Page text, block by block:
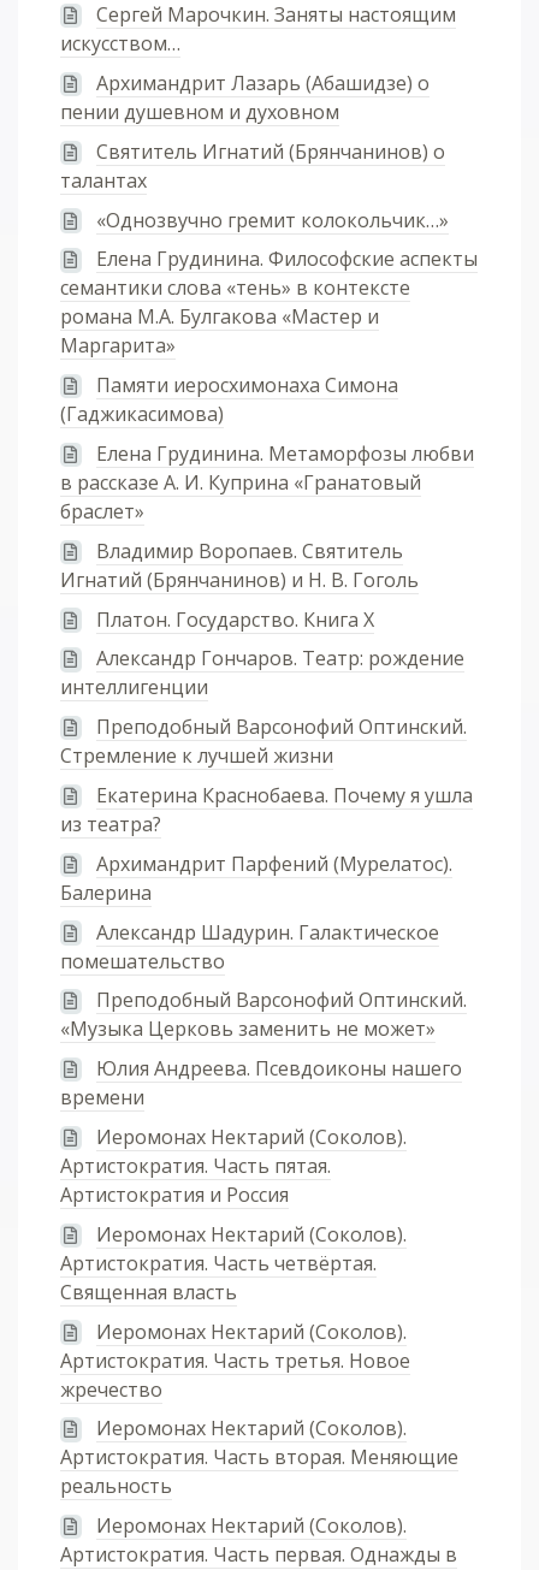
Сергей Марочкин. Заняты настоящим
искусством…
Архимандрит Лазарь (Абашидзе) о
пении душевном и духовном
Святитель Игнатий (Брянчанинов) о
талантах
«Однозвучно гремит колокольчик…»
Елена Грудинина. Философские аспекты
семантики слова «тень» в контексте
романа М.А. Булгакова «Мастер и
Маргарита»
Памяти иеросхимонаха Симона
(Гаджикасимова)
Елена Грудинина. Метаморфозы любви
в рассказе А. И. Куприна «Гранатовый
браслет»
Владимир Воропаев. Святитель
Игнатий (Брянчанинов) и Н. В. Гоголь
Платон. Государство. Книга X
Александр Гончаров. Театр: рождение
интеллигенции
Преподобный Варсонофий Оптинский.
Стремление к лучшей жизни
Екатерина Краснобаева. Почему я ушла
из театра?
Архимандрит Парфений (Мурелатос).
Балерина
Александр Шадурин. Галактическое
помешательство
Преподобный Варсонофий Оптинский.
«Музыка Церковь заменить не может»
Юлия Андреева. Псевдоиконы нашего
времени
Иеромонах Нектарий (Соколов).
Артистократия. Часть пятая.
Артистократия и Россия
Иеромонах Нектарий (Соколов).
Артистократия. Часть четвёртая.
Священная власть
Иеромонах Нектарий (Соколов).
Артистократия. Часть третья. Новое
жречество
Иеромонах Нектарий (Соколов).
Артистократия. Часть вторая. Меняющие
реальность
Иеромонах Нектарий (Соколов).
Артистократия. Часть первая. Однажды в